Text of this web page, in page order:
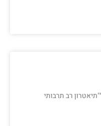
רב תרבותי